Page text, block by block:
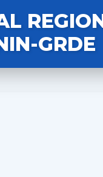
GRDE